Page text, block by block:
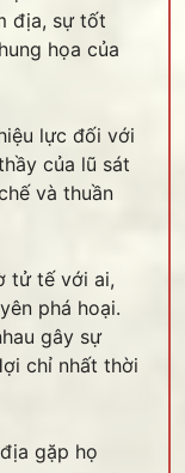
địa, sự tốt
họa của
lực đối với
của lũ sát
và thuần
tử tế với ai,
phá hoại.
gây sự
chỉ nhất thời
gặp họ